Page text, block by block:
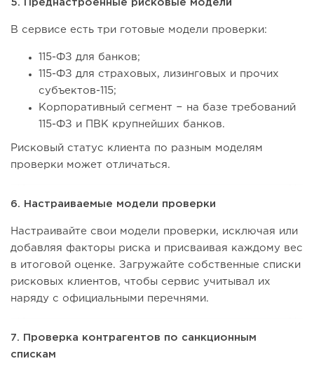
5. Преднастроенные рисковые модели
В сервисе есть три готовые модели проверки:
115-ФЗ для банков;
115-ФЗ для страховых, лизинговых и прочих
субъектов-115;
Корпоративный сегмент − на базе требований
115-ФЗ и ПВК крупнейших банков.
Рисковый статус клиента по разным моделям
проверки может отличаться.
6. Настраиваемые модели проверки
Настраивайте свои модели проверки, исключая или
добавляя факторы риска и присваивая каждому вес
в итоговой оценке. Загружайте собственные списки
рисковых клиентов, чтобы сервис учитывал их
наряду с официальными перечнями.
7. Проверка контрагентов по санкционным
спискам